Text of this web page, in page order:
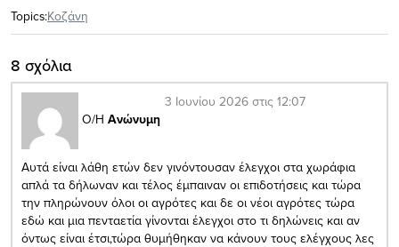
Topics:Κοζάνη
8 σχόλια
Ο/Η Ανώνυμη
3 Ιουνίου 2026 στις 12:07
Αυτά είναι λάθη ετών δεν γινόντουσαν έλεγχοι στα χωράφια
απλά τα δήλωναν και τέλος έμπαιναν οι επιδοτήσεις και τώρα
την πληρώνουν όλοι οι αγρότες και δε οι νέοι αγρότες τώρα
εδώ και μια πενταετία γίνονται έλεγχοι στο τι δηλώνεις και αν
όντως είναι έτσι,τώρα θυμήθηκαν να κάνουν τους ελέγχους λες